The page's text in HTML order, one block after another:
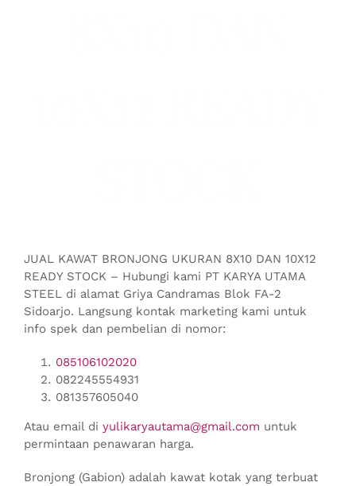
JUAL KAWAT BRONJONG UKURAN 8X10 DAN 10X12
READY STOCK – Hubungi kami PT KARYA UTAMA
STEEL di alamat Griya Candramas Blok FA-2
Sidoarjo. Langsung kontak marketing kami untuk
info spek dan pembelian di nomor:
085106102020
082245554931
081357605040
Atau email di yulikaryautama@gmail.com untuk
permintaan penawaran harga.
Bronjong (Gabion) adalah kawat kotak yang terbuat